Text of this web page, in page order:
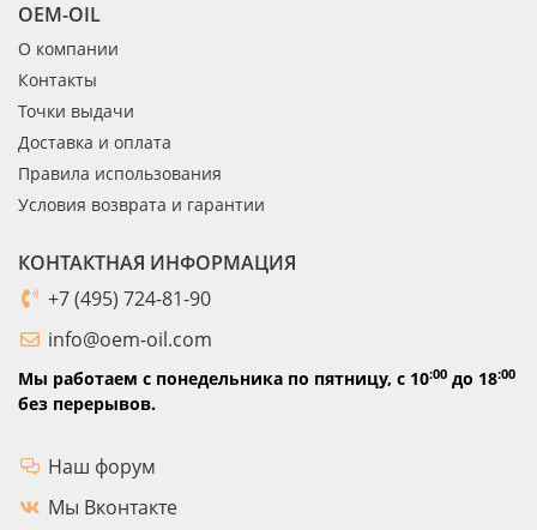
OEM-OIL
О компании
Контакты
Точки выдачи
Доставка и оплата
Правила использования
Условия возврата и гарантии
КОНТАКТНАЯ ИНФОРМАЦИЯ
+7 (495) 724-81-90
info@oem-oil.com
Мы работаем с понедельника по пятницу, с 10:00 до 18:00
без перерывов.
Наш форум
Мы Вконтакте